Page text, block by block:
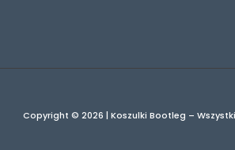
Copyright © 2026 | Koszulki Bootleg –